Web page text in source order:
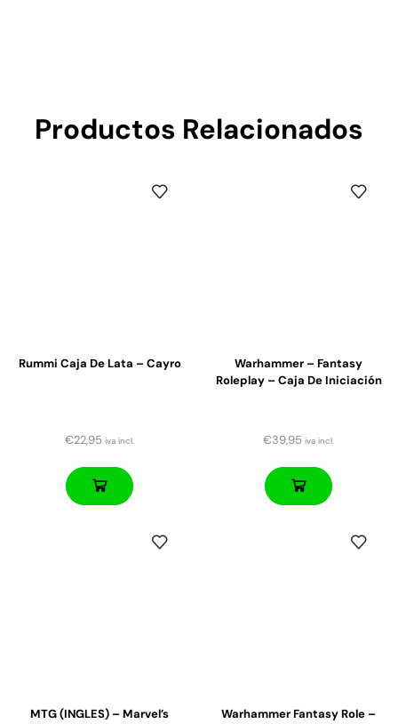
Productos Relacionados
Rummi Caja De Lata – Cayro
€22,95 iva incl.
Warhammer – Fantasy
Roleplay – Caja De Iniciación
€39,95 iva incl.
MTG (INGLES) – Marvel’s
Warhammer Fantasy Role –